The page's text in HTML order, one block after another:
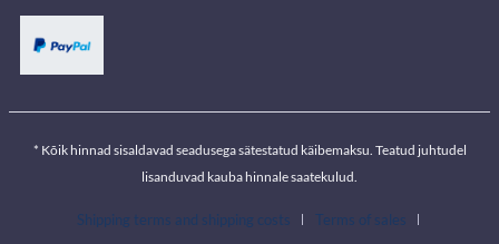
* Kõik hinnad sisaldavad seadusega sätestatud käibemaksu. Teatud juhtudel
lisanduvad kauba hinnale saatekulud.
Shipping terms and shipping costs
Terms of sales